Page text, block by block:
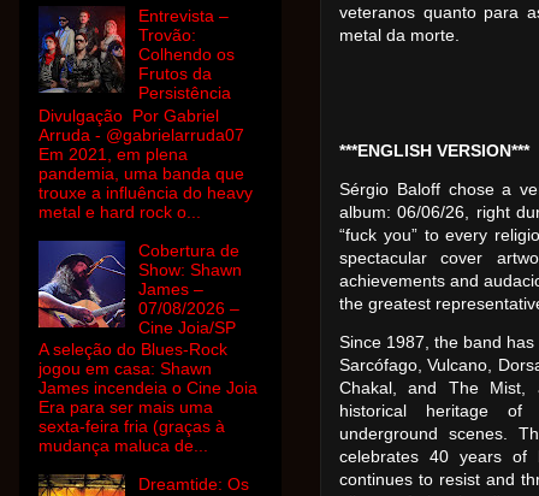
veteranos quanto para
metal da morte.
***ENGLISH VERSION***
Sérgio Baloff chose a
album: 06/06/26, right
“fuck you” to every
spectacular cover
achievements and
the greatest
Since 1987, the band
Sarcófago, Vulcano,
Chakal, and The Mist,
historical heritage of
underground scenes.
celebrates 40 years of
continues to resist and
Entrevista –
Trovão:
Colhendo os
Frutos da
Persistência
Divulgação Por Gabriel
Arruda - @gabrielarruda07
Em 2021, em plena
pandemia, uma banda que
trouxe a influência do heavy
metal e hard rock o...
Cobertura de
Show: Shawn
James –
07/08/2026 –
Cine Joia/SP
A seleção do Blues-Rock
jogou em casa: Shawn
James incendeia o Cine Joia
Era para ser mais uma
sexta-feira fria (graças à
mudança maluca de...
Dreamtide: Os